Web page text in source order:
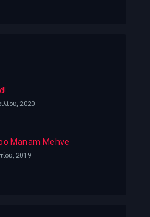
2020
Manam Mehve
2019